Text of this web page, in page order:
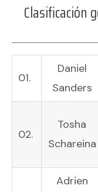
Clasificación
01.
Daniel
Sanders
02.
Tosha
Schareina
Adrien